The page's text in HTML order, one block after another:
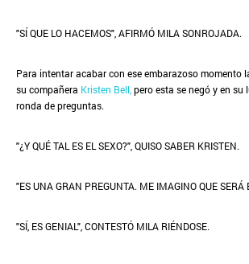
"SÍ QUE LO HACEMOS", AFIRMÓ MILA SONROJADA.
Para intentar acabar con ese embarazoso momento
su compañera Kristen Bell, pero esta se negó y en su
ronda de preguntas.
"¿Y QUÉ TAL ES EL SEXO?", QUISO SABER KRISTEN.
"ES UNA GRAN PREGUNTA. ME IMAGINO QUE SERÁ
"SÍ, ES GENIAL", CONTESTÓ MILA RIÉNDOSE.